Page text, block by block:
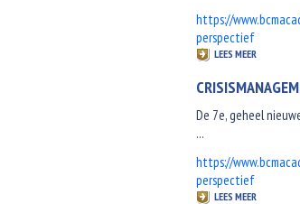
https://
perspectief
LEES MEER
De 7e, geheel
...
https://
perspectief
LEES MEER